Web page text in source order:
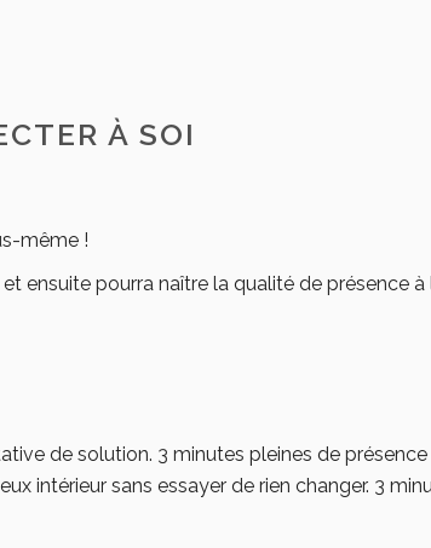
À SOI
même !
ensuite pourra naître la qualité de présence à
de solution. 3 minutes pleines de
intérieur sans essayer de rien changer. 3